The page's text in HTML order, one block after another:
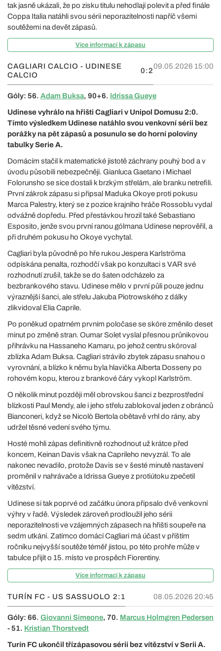
tak jasně ukázali, že po zisku titulu nehodlají polevit a před finále
Coppa Italia natáhli svou sérii neporazitelnosti napříč všemi
soutěžemi na devět zápasů.
Více informací k zápasu
CAGLIARI CALCIO - UDINESE
CALCIO
0:2
09.05.2026 15:00
Góly: 56. Adam Buksa, 90+6. Idrissa Gueye
Udinese vyhrálo na hřišti Cagliari v Unipol Domusu 2:0.
Tímto výsledkem Udinese natáhlo svou venkovní sérii bez
porážky na pět zápasů a posunulo se do horní poloviny
tabulky Serie A.
Domácím stačil k matematické jistotě záchrany pouhý bod a v
úvodu působili nebezpečněji. Gianluca Gaetano i Michael
Folorunsho se sice dostali k brzkým střelám, ale branku netrefili.
První zákrok zápasu si připsal Maduka Okoye proti pokusu
Marca Palestry, který se z pozice krajního hráče Rossoblu vydal
odvážně dopředu. Před přestávkou hrozil také Sebastiano
Esposito, jenže svou první ranou gólmana Udinese neprověřil, a
při druhém pokusu ho Okoye vychytal.
Cagliari byla původně po hře rukou Jespera Karlströma
odpískána penalta, rozhodčí však po konzultaci s VAR své
rozhodnutí zrušil, takže se do šaten odcházelo za
bezbrankového stavu. Udinese mělo v první půli pouze jednu
výraznější šanci, ale střelu Jakuba Piotrowského z dálky
zlikvidoval Elia Caprile.
Po poněkud opatrném prvním poločase se skóre změnilo deset
minut po změně stran. Oumar Solet vyslal přesnou průnikovou
přihrávku na Hassaneho Kamaru, po jehož centru skóroval
zblízka Adam Buksa. Cagliari strávilo zbytek zápasu snahou o
vyrovnání, a blízko k němu byla hlavička Alberta Dosseny po
rohovém kopu, kterou z brankové čáry vykopl Karlström.
O několik minut později měl obrovskou šanci z bezprostřední
blízkosti Paul Mendy, ale i jeho střelu zablokoval jeden z obránců
Bianconeri, když se Nicolò Bertola obětavě vrhl do rány, aby
udržel těsné vedení svého týmu.
Hosté mohli zápas definitivně rozhodnout už krátce před
koncem, Keinan Davis však na Caprileho nevyzrál. To ale
nakonec nevadilo, protože Davis se v šesté minutě nastavení
proměnil v nahrávače a Idrissa Gueye z protiútoku zpečetil
vítězství.
Udinese si tak poprvé od začátku února připsalo dvě venkovní
výhry v řadě. Výsledek zároveň prodloužil jeho sérii
neporazitelnosti ve vzájemných zápasech na hřišti soupeře na
sedm utkání. Zatímco domácí Cagliari má účast v příštím
ročníku nejvyšší soutěže téměř jistou, po této prohře může v
tabulce přijít o 15. místo ve prospěch Fiorentiny.
Více informací k zápasu
TURÍN FC - US SASSUOLO 2:1 08.05.2026 20:45
Góly: 66. Giovanni Simeone, 70. Marcus Holmgren Pedersen
- 51. Kristian Thorstvedt
Turín FC ukončil třízápasovou sérii bez vítězství v Serii A.